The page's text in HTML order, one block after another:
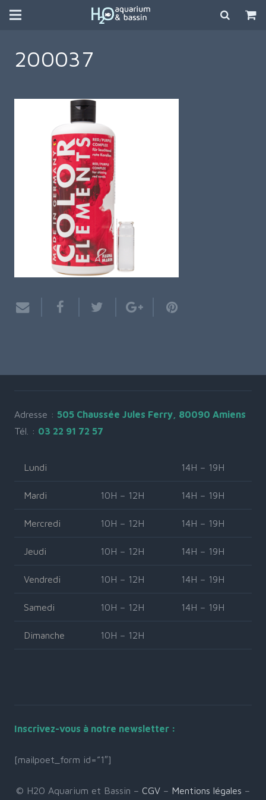
200037
Adresse : 505 Chaussée Jules Ferry, 80090 Amiens
Tél. : 03 22 91 72 57
Lundi 14H – 19H
Mardi 10H – 12H 14H – 19H
Mercredi 10H – 12H 14H – 19H
Jeudi 10H – 12H 14H – 19H
Vendredi 10H – 12H 14H – 19H
Samedi 10H – 12H 14H – 19H
Dimanche 10H – 12H
Inscrivez-vous à notre newsletter :
[mailpoet_form id=”1″]
© H2O Aquarium et Bassin – CGV – Mentions légales –